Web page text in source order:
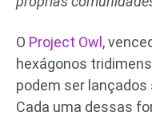
O Project Owl,
hexágonos
podem ser
Cada uma dessas